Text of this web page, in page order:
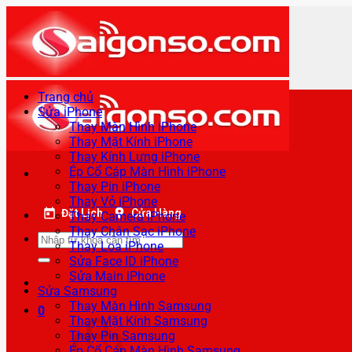
qua
nội
dung
Đặt Lịch Cửa Hàng
Tìm
kiếm:
0
Trang chủ
Sửa iPhone
Thay Màn Hình iPhone
Thay Mặt Kính iPhone
Thay Kính Lưng iPhone
Ép Cổ Cáp Màn Hình iPhone
Thay Pin iPhone
Thay Vỏ iPhone
Thay Camera iPhone
Thay Chân Sạc iPhone
Thay Loa iPhone
Sửa Face ID iPhone
Sửa Main iPhone
Sửa Samsung
Thay Màn Hình Samsung
Thay Mặt Kính Samsung
Thay Pin Samsung